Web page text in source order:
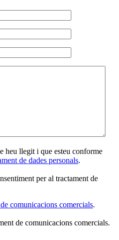
heu llegit i que esteu conforme
de dades personals.
per al tractament de
comunicacions comercials.
de comunicacions comercials.